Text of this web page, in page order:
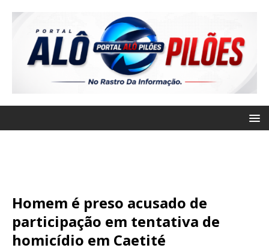
Homem é preso acusado de
participação em tentativa de
homicídio em Caetité